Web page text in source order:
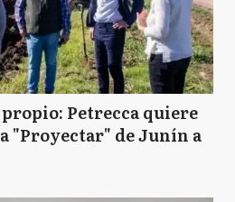
Petrecca quiere
"Proyectar" de Junín a